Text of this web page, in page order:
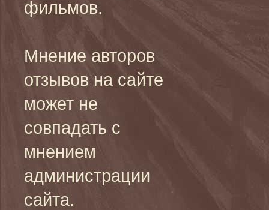
фильмов.
Мнение авторов
отзывов на сайте
может не
совпадать с
мнением
администрации
сайта.